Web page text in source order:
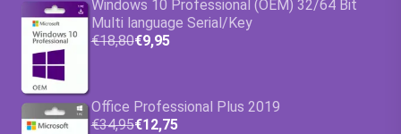
Windows 10 Professional (OEM) 32/64 Bit
Multi language Serial/Key
€18,80€9,95
Office Professional Plus 2019
€34,95€12,75